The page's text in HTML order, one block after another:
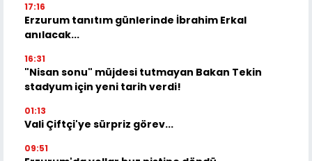
17:16
Erzurum tanıtım günlerinde İbrahim Erkal
anılacak...
16:31
"Nisan sonu" müjdesi tutmayan Bakan Tekin
stadyum için yeni tarih verdi!
01:13
Vali Çiftçi'ye sürpriz görev...
09:51